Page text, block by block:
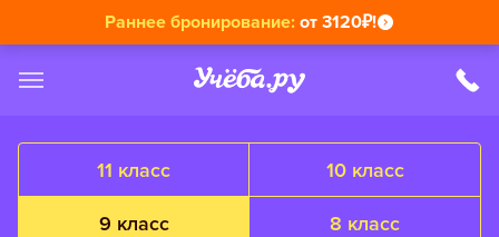
11 класс 10 класс
9 класс 8 класс
Раннее бронирование: от 3120₽!